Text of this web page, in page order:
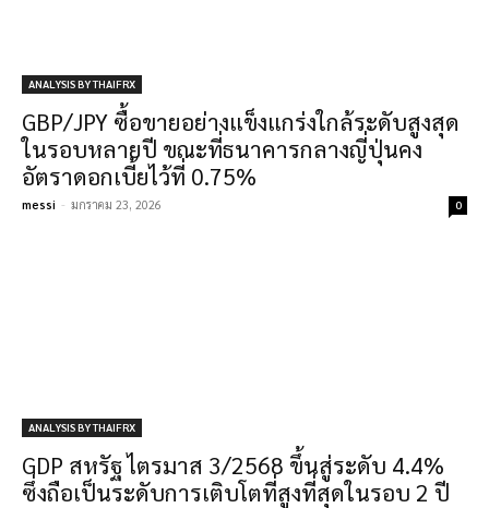
ANALYSIS BY THAIFRX
GBP/JPY ซื้อขายอย่างแข็งแกร่งใกล้ระดับสูงสุด
ในรอบหลายปี ขณะที่ธนาคารกลางญี่ปุ่นคง
อัตราดอกเบี้ยไว้ที่ 0.75%
messi - มกราคม 23, 2026 0
ANALYSIS BY THAIFRX
GDP สหรัฐ ไตรมาส 3/2568 ขึ้นสู่ระดับ 4.4%
ซึ่งถือเป็นระดับการเติบโตที่สูงที่สุดในรอบ 2 ปี